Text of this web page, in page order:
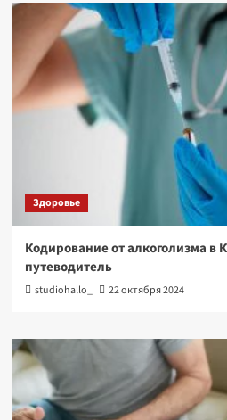
Здоровье
Кодирование от алкоголизма в
путеводитель
studiohallo_ 22 октября 2024